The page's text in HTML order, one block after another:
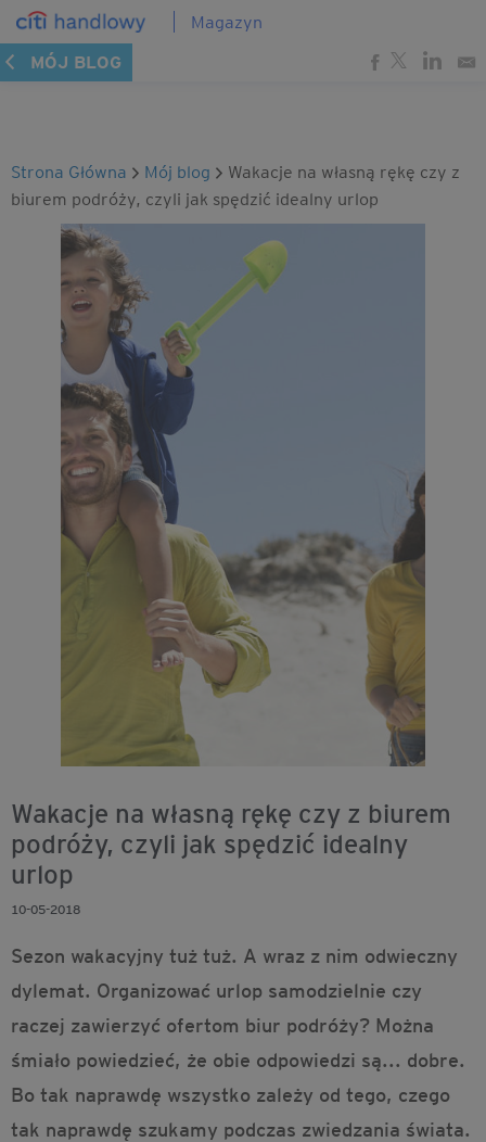
Magazyn
Strona Główna mój blog
Wakacje na własną rękę czy z
biurem podróży, czyli jak spędzić idealny urlop
MÓJ BLOG
Wakacje na własną rękę czy z biurem
podróży, czyli jak spędzić idealny
urlop
10-05-2018
Sezon wakacyjny tuż tuż. A wraz z nim odwieczny
dylemat. Organizować urlop samodzielnie czy
raczej zawierzyć ofertom biur podróży? Można
śmiało powiedzieć, że obie odpowiedzi są... dobre.
Bo tak naprawdę wszystko zależy od tego, czego
tak naprawdę szukamy podczas zwiedzania świata.